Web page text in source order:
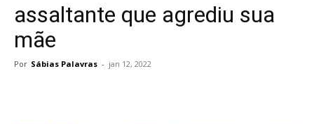
assaltante que agrediu sua
mãe
Por Sábias Palavras - jan 12, 2022